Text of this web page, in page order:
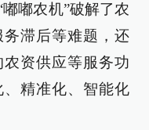
嘟农机”破解了农
滞后等难题，还
资供应等服务功
精准化、智能化